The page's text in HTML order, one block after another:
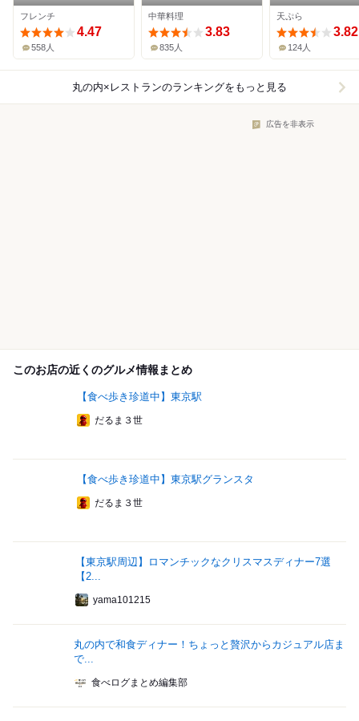
フレンチ
4.47
558人
中華料理
3.83
835人
天ぷら
3.82
124人
丸の内×レストランのランキングをもっと見る
広告を非表示
このお店の近くのグルメ情報まとめ
【食べ歩き珍道中】東京駅
だるま３世
【食べ歩き珍道中】東京駅グランスタ
だるま３世
【東京駅周辺】ロマンチックなクリスマスディナー7選
【2...
yama101215
丸の内で和食ディナー！ちょっと贅沢からカジュアル店ま
で...
食べログまとめ編集部